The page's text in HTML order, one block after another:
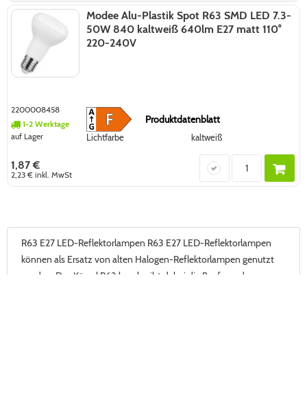
Modee Alu-Plastik Spot R63 SMD LED 7.3-
50W 840 kaltweiß 640lm E27 matt 110°
220-240V
2200008458
1-2 Werktage
auf Lager
Produktdatenblatt
Lichtfarbe kaltweiß
1,87 €
2,23 €inkl. MwSt
R63 E27 LED-Reflektorlampen R63 E27 LED-Reflektorlampen
können als Ersatz von alten Halogen-Reflektorlampen genutzt
werden. Das Kürzel R63 beschreibt dabei die Bauform des